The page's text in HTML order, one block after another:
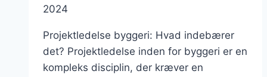
2024
Projektledelse byggeri: Hvad indebærer
det? Projektledelse inden for byggeri er en
kompleks disciplin, der kræver en